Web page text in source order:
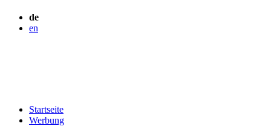
de
en
Startseite
Werbung